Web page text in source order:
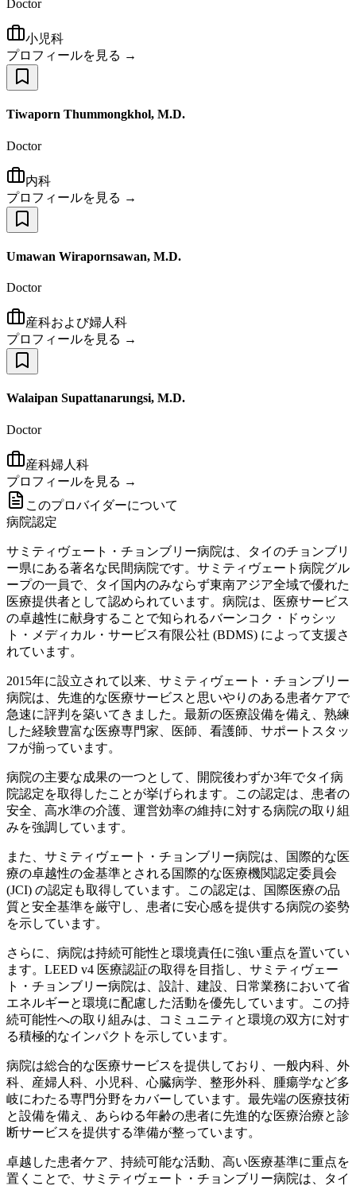
Doctor
小児科
プロフィールを見る →
Tiwaporn Thummongkhol, M.D.
Doctor
内科
プロフィールを見る →
Umawan Wirapornsawan, M.D.
Doctor
産科および婦人科
プロフィールを見る →
Walaipan Supattanarungsi, M.D.
Doctor
産科婦人科
プロフィールを見る →
このプロバイダーについて
病院認定
サミティヴェート・チョンブリー病院は、タイのチョンブリ
ー県にある著名な民間病院です。サミティヴェート病院グル
ープの一員で、タイ国内のみならず東南アジア全域で優れた
医療提供者として認められています。病院は、医療サービス
の卓越性に献身することで知られるバーンコク・ドゥシッ
ト・メディカル・サービス有限公社 (BDMS) によって支援さ
れています。
2015年に設立されて以来、サミティヴェート・チョンブリー
病院は、先進的な医療サービスと思いやりのある患者ケアで
急速に評判を築いてきました。最新の医療設備を備え、熟練
した経験豊富な医療専門家、医師、看護師、サポートスタッ
フが揃っています。
病院の主要な成果の一つとして、開院後わずか3年でタイ病
院認定を取得したことが挙げられます。この認定は、患者の
安全、高水準の介護、運営効率の維持に対する病院の取り組
みを強調しています。
また、サミティヴェート・チョンブリー病院は、国際的な医
療の卓越性の金基準とされる国際的な医療機関認定委員会
(JCI) の認定も取得しています。この認定は、国際医療の品
質と安全基準を厳守し、患者に安心感を提供する病院の姿勢
を示しています。
さらに、病院は持続可能性と環境責任に強い重点を置いてい
ます。LEED v4 医療認証の取得を目指し、サミティヴェー
ト・チョンブリー病院は、設計、建設、日常業務において省
エネルギーと環境に配慮した活動を優先しています。この持
続可能性への取り組みは、コミュニティと環境の双方に対す
る積極的なインパクトを示しています。
病院は総合的な医療サービスを提供しており、一般内科、外
科、産婦人科、小児科、心臓病学、整形外科、腫瘍学など多
岐にわたる専門分野をカバーしています。最先端の医療技術
と設備を備え、あらゆる年齢の患者に先進的な医療治療と診
断サービスを提供する準備が整っています。
卓越した患者ケア、持続可能な活動、高い医療基準に重点を
置くことで、サミティヴェート・チョンブリー病院は、タイ